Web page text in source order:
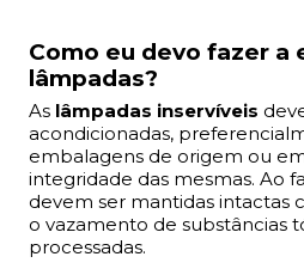
Como eu devo fazer a
lâmpadas?
As lâmpadas inservíveis
acondicionadas,
embalagens de origem ou
integridade das mesmas. Ao
devem ser mantidas intactas
o vazamento de substâncias
processadas.